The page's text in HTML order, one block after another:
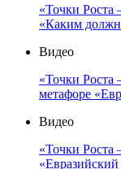
«Точки Роста
«Каким
Видео
«Точки Роста
метафоре
Видео
«Точки Роста